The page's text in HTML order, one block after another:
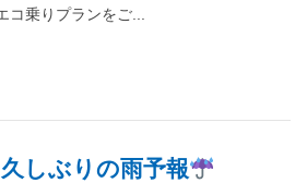
コ乗りプランをご...
しぶりの雨予報